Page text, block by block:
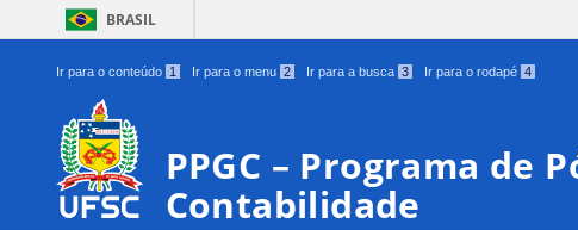
BRASIL
Ir para o conteúdo 1 Ir para o menu 2 Ir para a busca 3 Ir para o rodapé 4
PPGC – Programa de
Contabilidade